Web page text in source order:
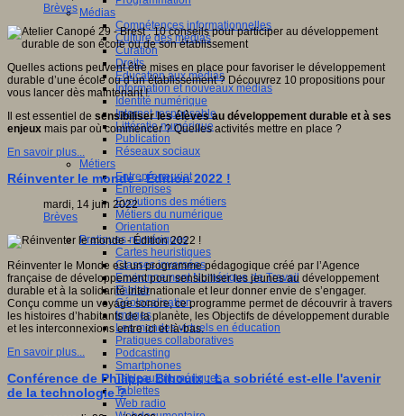
Médias
Compétences informationnelles
Culture des médias
Curation
Droits
Education aux médias
Information et nouveaux médias
Identité numérique
Internet responsable
Littératie numérique
Publication
Réseaux sociaux
Métiers
Entrepreneuriat
Entreprises
Evolutions des métiers
Métiers du numérique
Orientation
Pratiques numériques
Cartes heuristiques
Classes inversées
Environnement Numérique de Travail
Fablab
Géolocalisation
Images
Les mondes virtuels en éducation
Pratiques collaboratives
Podcasting
Smartphones
Tableaux numériques
Tablettes
Web radio
Brèves
Quelles actions peuvent être mises en place pour favoriser le développement
durable d’une école ou d’un établissement ? Découvrez 10 propositions pour
vous lancer dès maintenant !
Il est essentiel de sensibiliser les élèves au développement durable et à ses
enjeux mais par où commencer ? Quelles activités mettre en place ?
En savoir plus...
Réinventer le monde - Édition 2022 !
mardi, 14 juin 2022
Brèves
Réinventer le Monde est un programme pédagogique créé par l’Agence
française de développement pour sensibiliser les jeunes au développement
durable et à la solidarité internationale et leur donner envie de s’engager.
Conçu comme un voyage sonore, ce programme permet de découvrir à travers
les histoires d’habitants de la planète, les Objectifs de développement durable
et les interconnexions entre ici et là-bas.
En savoir plus...
Conférence de Philippe Bihouix : La sobriété est-elle l'avenir
de la technologie ?